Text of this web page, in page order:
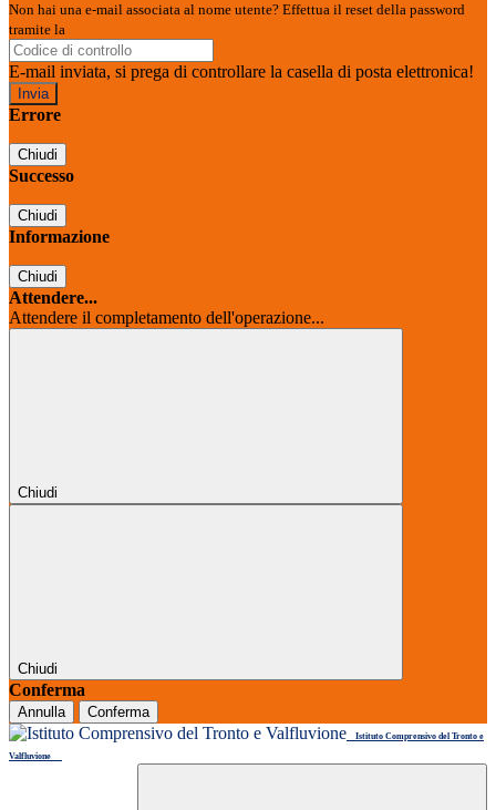
Non hai una e-mail associata al nome utente? Effettua il reset della password
tramite la
E-mail inviata, si prega di controllare la casella di posta elettronica!
Errore
Chiudi
Successo
Chiudi
Informazione
Chiudi
Attendere...
Attendere il completamento dell'operazione...
Chiudi
Chiudi
Conferma
Annulla Conferma
Istituto Comprensivo del Tronto e
Valfluvione